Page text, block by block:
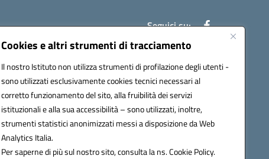
Cookies e altri strumenti di tracciamento
Il nostro Istituto non utilizza strumenti di profilazione degli utenti -
sono utilizzati esclusivamente cookies tecnici necessari al
corretto funzionamento del sito, alla fruibilità dei servizi
istituzionali e alla sua accessibilità – sono utilizzati, inoltre,
strumenti statistici anonimizzati messi a disposizione da Web
Analytics Italia.
Per saperne di più sul nostro sito, consulta la ns. Cookie Policy.
Seguici su:
rcic841003@pec.istruzione.it